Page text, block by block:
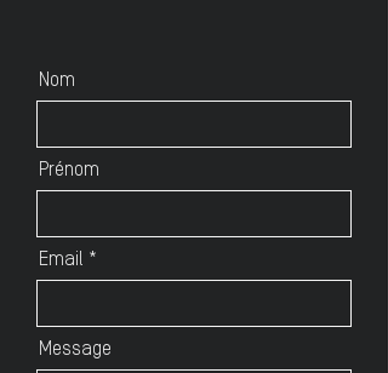
Nom
Prénom
Email
Message